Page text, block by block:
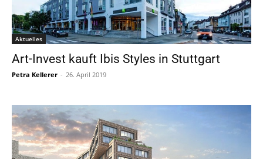
Aktuelles
Art-Invest kauft Ibis Styles in Stuttgart
Petra Kellerer - 26. April 2019